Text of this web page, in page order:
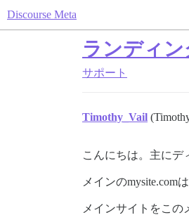
Discourse Meta
ランディ
サポート
Timothy_Vail
こんにちは。主にデ
メインのmysite.com
メインサイトをこの